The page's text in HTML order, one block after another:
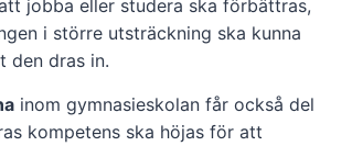
jobba eller studera ska förbättras,
i större utsträckning ska kunna
den dras in.
inom gymnasieskolan får också del
kompetens ska höjas för att